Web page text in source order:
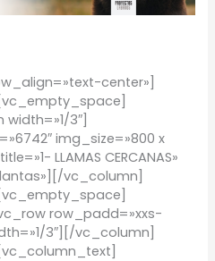
center»]
3″]
img_size=»800 x
LLAMAS CERCANAS»
vc_column]
row_padd=»xxs-
3″][/vc_column]